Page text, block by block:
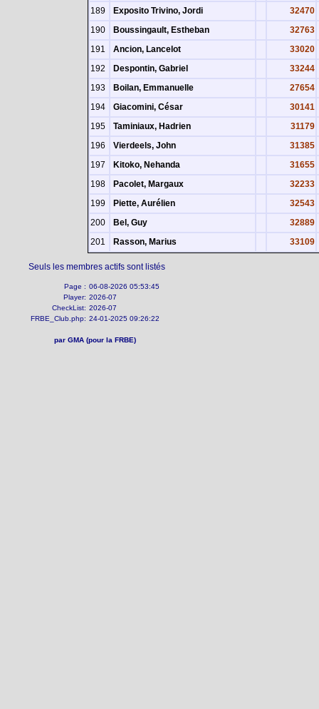
189
Exposito Trivino, Jordi
32470
190
Boussingault, Estheban
32763
191
Ancion, Lancelot
33020
192
Despontin, Gabriel
33244
193
Boilan, Emmanuelle
27654
194
Giacomini, César
30141
195
Taminiaux, Hadrien
31179
196
Vierdeels, John
31385
197
Kitoko, Nehanda
31655
198
Pacolet, Margaux
32233
199
Piette, Aurélien
32543
200
Bel, Guy
32889
201
Rasson, Marius 33109
Seuls les membres actifs sont listés
Page : 06-08-2026 05:53:45
Player: 2026-07
CheckList: 2026-07
FRBE_Club.php: 24-01-2025 09:26:22
par GMA (pour la FRBE)